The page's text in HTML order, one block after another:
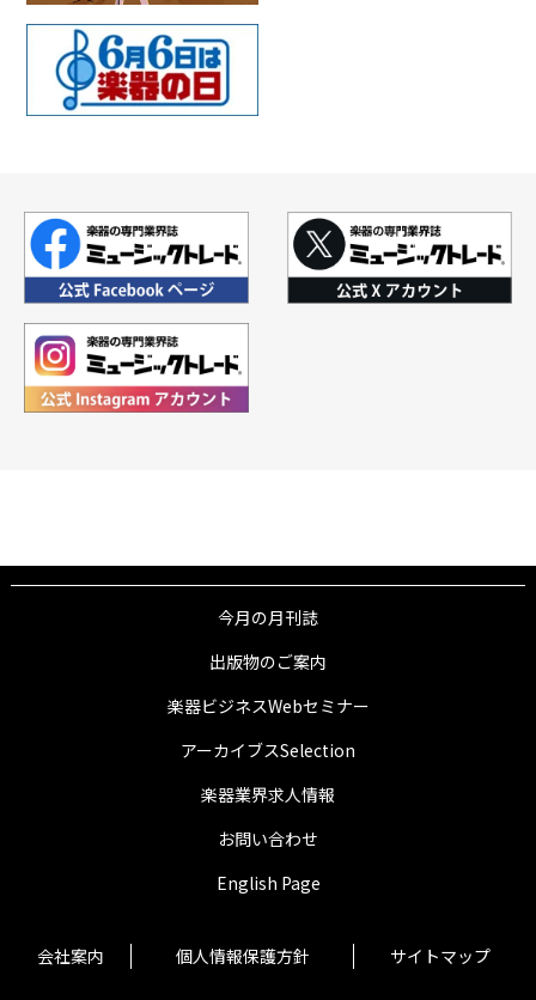
今月の月刊誌
出版物のご案内
楽器ビジネスWebセミナー
アーカイブスSelection
楽器業界求人情報
お問い合わせ
English Page
会社案内 個人情報保護方針 サイトマップ